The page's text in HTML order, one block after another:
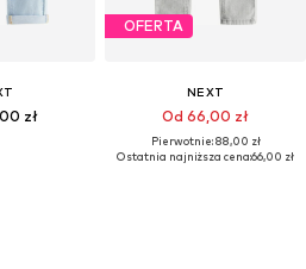
zł
OFERTA
NEXT
Od 66,00 zł
Pierwotnie: 88,00 zł
Ostatnia najniższa cena:66,00 zł